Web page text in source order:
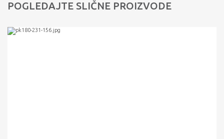
POGLEDAJTE SLIČNE PROIZVODE